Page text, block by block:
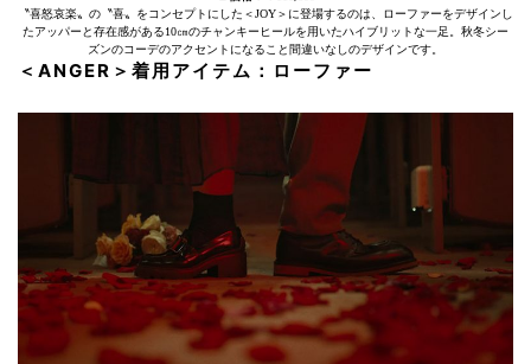
〝喜怒哀楽〟の〝喜〟をコンセプトにした＜JOY＞に登場するのは、ローファーをデザインし
たアッパーと存在感がある10㎝のチャンキーヒールを用いたハイブリットな一足。秋冬シー
ズンのコーデのアクセントになること間違いなしのデザインです。
＜ANGER＞着用アイテム：ローファー